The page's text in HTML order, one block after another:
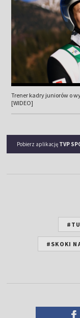
Trener kadry juniorów o
[WIDEO]
Pobierz aplikację TVP
#SKOKI